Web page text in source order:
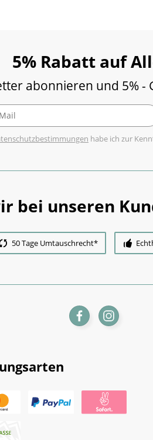
5% Rabatt auf
abonnieren und 5% -
habe ich zur
bei unseren
50 Tage Umtauschrecht*